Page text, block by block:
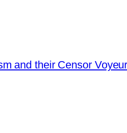
and their Censor